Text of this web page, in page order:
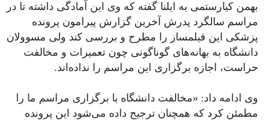
بهمن کیارستمی به ایلنا گفته که وی این آمادگی داشته تا در
مراسم سالگرد پدرش آخرین گزارش پیرامون پرونده
پزشکی این فیلمساز را مطرح و بررسی کند ولی مسوولان
دانشگاه به بهانه‌های گوناگونی چون تعمیرات و مخالفت
حراست، اجازه برگزاری این مراسم را نداده‌اند.
وی ادامه داد: «مخالفت دانشگاه با برگزاری مراسم ما را
مطمئن کرد که همچنان ترجیح داده می‌شود این پرونده